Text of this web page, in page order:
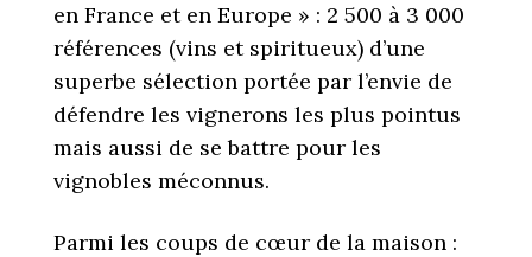
en France et en Europe » : 2 500 à 3 000
références (vins et spiritueux) d’une
superbe sélection portée par l’envie de
défendre les vignerons les plus pointus
mais aussi de se battre pour les
vignobles méconnus.
Parmi les coups de cœur de la maison :